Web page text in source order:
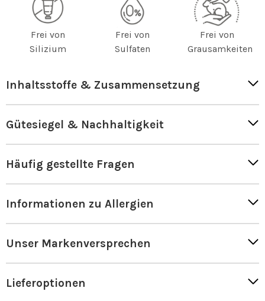
Frei von
Silizium
Frei von
Sulfaten
Frei von
Grausamkeiten
Inhaltsstoffe & Zusammensetzung
Gütesiegel & Nachhaltigkeit
Häufig gestellte Fragen
Informationen zu Allergien
Unser Markenversprechen
Lieferoptionen